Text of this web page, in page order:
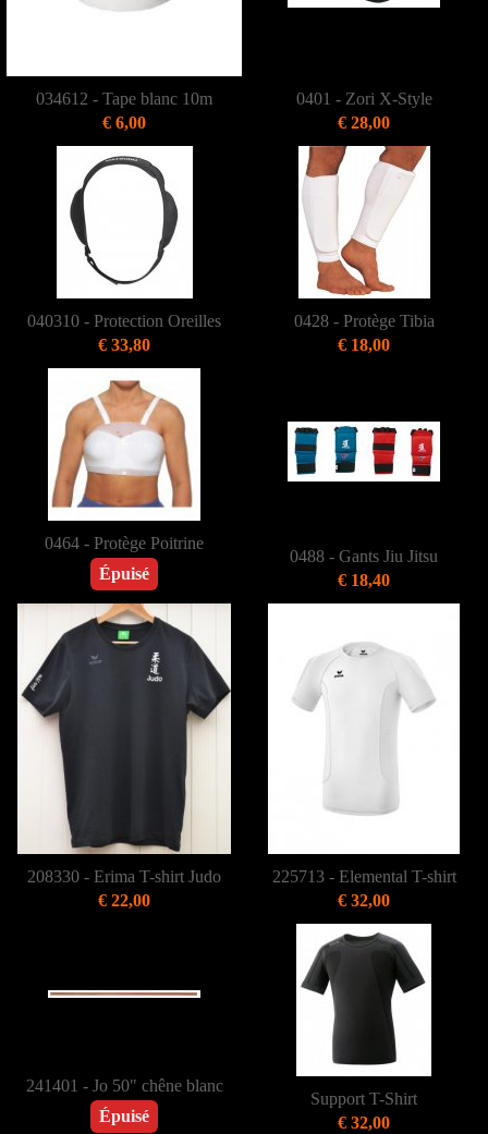
034612 - Tape blanc 10m
€ 6,00
0401 - Zori X-Style
€ 28,00
040310 - Protection Oreilles
€ 33,80
0428 - Protège Tibia
€ 18,00
0464 - Protège Poitrine
Épuisé
0488 - Gants Jiu Jitsu
€ 18,40
208330 - Erima T-shirt Judo
€ 22,00
225713 - Elemental T-shirt
€ 32,00
241401 - Jo 50" chêne blanc
Épuisé
Support T-Shirt
€ 32,00